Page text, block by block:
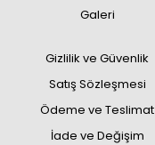
Galeri
Gizlilik ve Güvenlik
Satış Sözleşmesi
Ödeme ve Teslimat
İade ve Değişim